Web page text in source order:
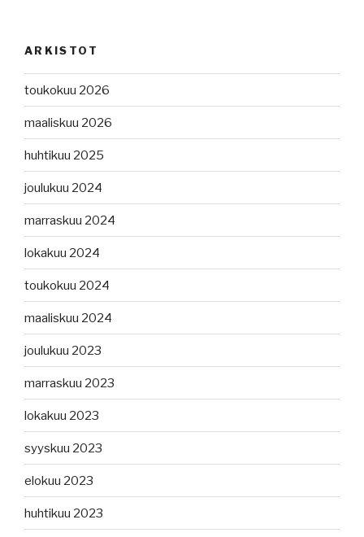
ARKISTOT
toukokuu 2026
maaliskuu 2026
huhtikuu 2025
joulukuu 2024
marraskuu 2024
lokakuu 2024
toukokuu 2024
maaliskuu 2024
joulukuu 2023
marraskuu 2023
lokakuu 2023
syyskuu 2023
elokuu 2023
huhtikuu 2023